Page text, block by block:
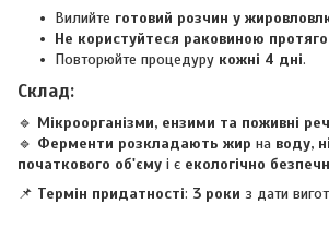
Вилийте готовий розчин у
Не користуйтеся раковиною
Повторюйте процедуру кожні 4 дні.
Склад:
🔹 Мікроорганізми, ензими та поживні
🔹 Ферменти розкладають жир на воду,
початкового об'єму і є екологічно
📌 Термін придатності: 3 роки з дати